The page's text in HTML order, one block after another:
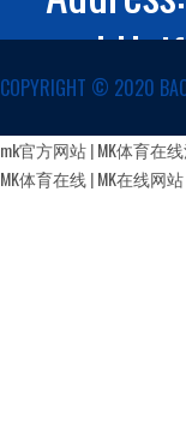
and
COPYRIGHT ©️ 2020
蒙公网安备
mk官方网站|MK体育在
MK体育在线|MK在线网站